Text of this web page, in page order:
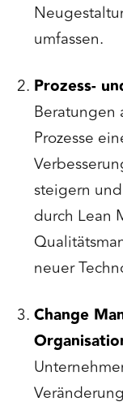
umfassen.
Prozess-
Beratungen
Prozesse
steigern
durch Lean
neuer
Change